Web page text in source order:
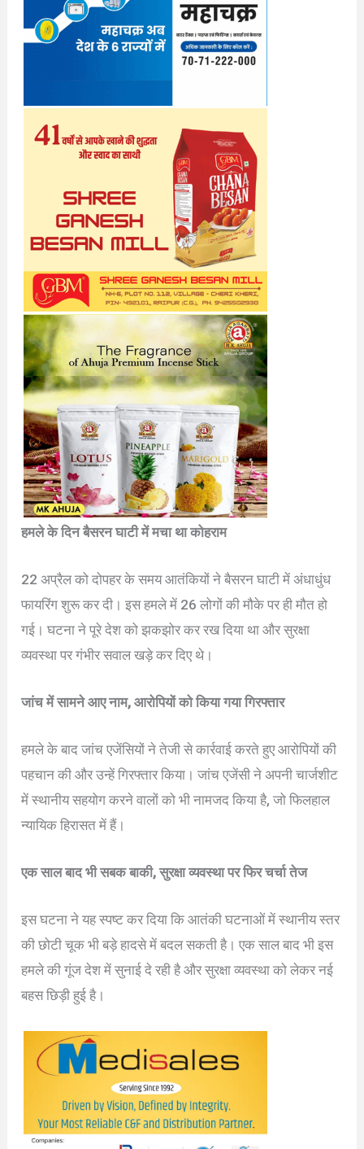
हमले के दिन बैसरन घाटी में मचा था कोहराम
22 अप्रैल को दोपहर के समय आतंकियों ने बैसरन घाटी में अंधाधुंध
फायरिंग शुरू कर दी। इस हमले में 26 लोगों की मौके पर ही मौत हो
गई। घटना ने पूरे देश को झकझोर कर रख दिया था और सुरक्षा
व्यवस्था पर गंभीर सवाल खड़े कर दिए थे।
जांच में सामने आए नाम, आरोपियों को किया गया गिरफ्तार
हमले के बाद जांच एजेंसियों ने तेजी से कार्रवाई करते हुए आरोपियों की
पहचान की और उन्हें गिरफ्तार किया। जांच एजेंसी ने अपनी चार्जशीट
में स्थानीय सहयोग करने वालों को भी नामजद किया है, जो फिलहाल
न्यायिक हिरासत में हैं।
एक साल बाद भी सबक बाकी, सुरक्षा व्यवस्था पर फिर चर्चा तेज
इस घटना ने यह स्पष्ट कर दिया कि आतंकी घटनाओं में स्थानीय स्तर
की छोटी चूक भी बड़े हादसे में बदल सकती है। एक साल बाद भी इस
हमले की गूंज देश में सुनाई दे रही है और सुरक्षा व्यवस्था को लेकर नई
बहस छिड़ी हुई है।